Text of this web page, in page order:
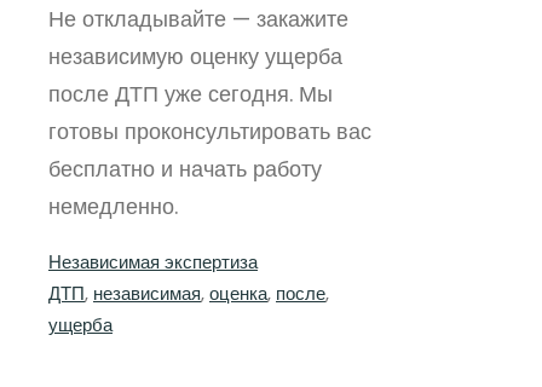
Не откладывайте — закажите
независимую оценку ущерба
после ДТП уже сегодня. Мы
готовы проконсультировать вас
бесплатно и начать работу
немедленно.
Независимая экспертиза
ДТП, независимая, оценка, после
ущерба